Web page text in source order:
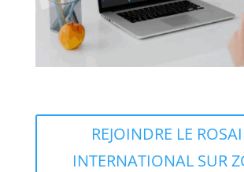
REJOINDRE LE
INTERNATIONAL SUR